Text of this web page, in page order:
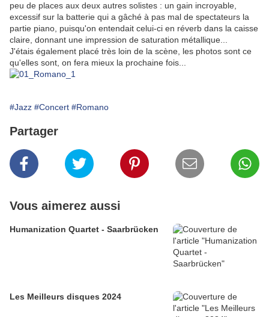
peu de places aux deux autres solistes : un gain incroyable,
excessif sur la batterie qui a gâché à pas mal de spectateurs la
partie piano, puisqu'on entendait celui-ci en réverb dans la caisse
claire, donnant une impression de saturation métallique...
J'étais également placé très loin de la scène, les photos sont ce
qu'elles sont, on fera mieux la prochaine fois...
#Jazz #Concert #Romano
Partager
Vous aimerez aussi
Humanization Quartet - Saarbrücken
Les Meilleurs disques 2024